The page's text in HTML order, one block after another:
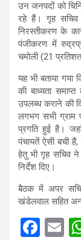
उन जनपदों को
रहे हैं। गृह सचिव
निरस्तीकरण के
पंजीकरण में
चमोली (21
यह भी बताया गया
की बाध्यता
उपलब्ध कराने की
लगभग सभी ग्राम
प्रगति हुई है।
पंचायतें ऐसी बची
हेतु भी गृह सचिव
निर्देश दिए।
बैठक में अपर
खंडेलवाल सहित
F
E